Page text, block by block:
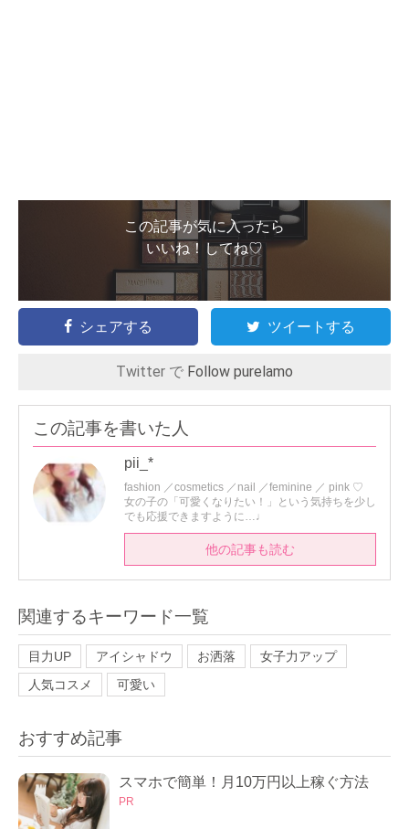
この記事が気に入ったら
いいね！してね♡
シェアする ツイートする
Twitter で Follow purelamo
この記事を書いた人
pii_*
fashion ／cosmetics ／nail ／feminine ／ pink ♡
女の子の「可愛くなりたい！」という気持ちを少し
でも応援できますように…♩
他の記事も読む
関連するキーワード一覧
目力UP アイシャドウ お洒落
女子力アップ
人気コスメ
可愛い
おすすめ記事
スマホで簡単！月10万円以上稼ぐ方法
PR